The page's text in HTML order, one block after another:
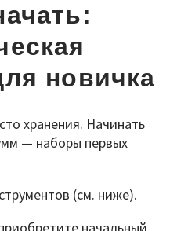
новичка
хранения. Начинать
— наборы первых
(см. ниже).
начальный